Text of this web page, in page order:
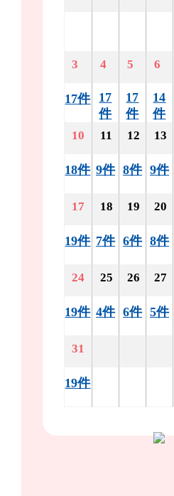
3
17件
4
17
件
5
17
件
6
14
件
10
18件
11
9件
12
8件
13
9件
17
19件
18
7件
19
6件
20
8件
24
19件
25
4件
26
6件
27
5件
31
19件